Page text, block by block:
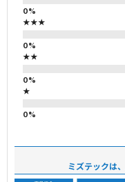
★★★
★★
★
ミズテックは、